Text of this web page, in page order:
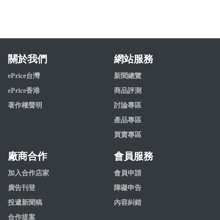
關於我們
ePrice台灣
ePrice香港
著作權聲明
網站服務
新聞總覽
商品評測
討論專區
產品專區
買賣專區
廠商合作
加入合作店家
廣告刊登
投遞新聞稿
合作提案
會員服務
會員申請
障礙申告
內容糾錯